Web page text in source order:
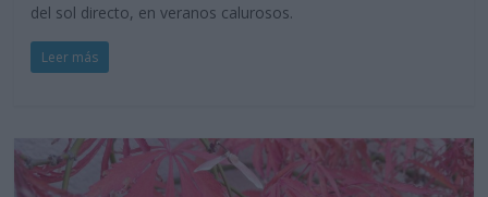
del sol directo, en veranos calurosos.
Leer más